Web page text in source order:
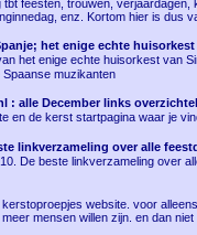
tbt feesten, trouwen,
enz. Kortom hier is dus
het enige echte
het enige echte huisorkest van
muzikanten
: alle December links
en de kerst startpagina waar je
linkverzameling over alle
De beste linkverzameling over
website. voor
mensen willen zijn. en dan